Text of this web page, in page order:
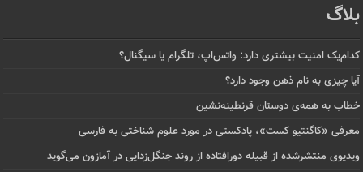
بلاگ
کدام‌یک امنیت بیشتری دارد: واتس‌اپ، تلگرام یا سیگنال؟
آیا چیزی به نام ذهن وجود دارد؟
خطاب به همه‌ی دوستان قرنطینه‌نشین
معرفی «کاگنتیو کست»، پادکستی در مورد علوم شناختی به فارسی
ویدیوی منتشرشده از قبیله دورافتاده‌ از روند جنگل‌زدایی در آمازون می‌گوید